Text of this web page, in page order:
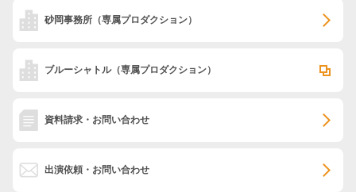
砂岡事務所 （専属プロダクション）
ブルーシャトル（専属プロダクション）
資料請求・お問い合わせ
出演依頼・お問い合わせ